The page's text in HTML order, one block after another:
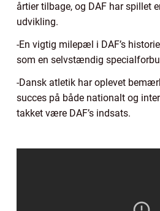
årtier tilbage, og DAF har spillet
udvikling.
-En vigtig milepæl i DAF’s
som en selvstændig
-Dansk atletik har oplevet
succes på både nationalt og
takket være DAF’s indsats.